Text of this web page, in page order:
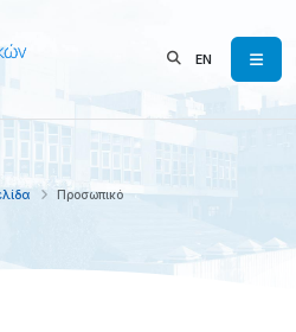
EN
Προσωπικό